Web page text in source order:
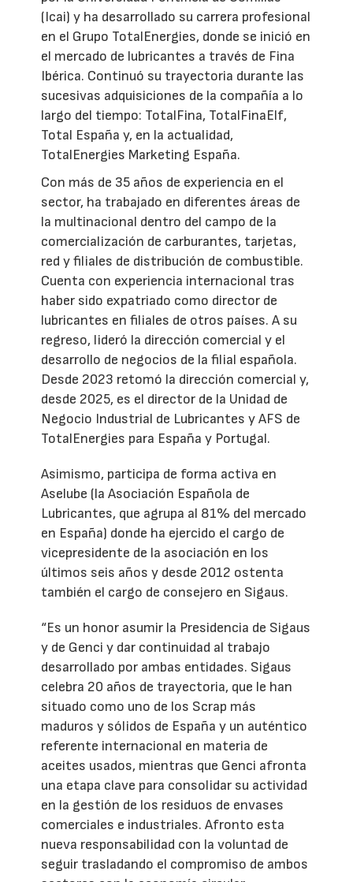
(Icai) y ha desarrollado su carrera profesional
en el Grupo TotalEnergies, donde se inició en
el mercado de lubricantes a través de Fina
Ibérica. Continuó su trayectoria durante las
sucesivas adquisiciones de la compañía a lo
largo del tiempo: TotalFina, TotalFinaElf,
Total España y, en la actualidad,
TotalEnergies Marketing España.
Con más de 35 años de experiencia en el
sector, ha trabajado en diferentes áreas de
la multinacional dentro del campo de la
comercialización de carburantes, tarjetas,
red y filiales de distribución de combustible.
Cuenta con experiencia internacional tras
haber sido expatriado como director de
lubricantes en filiales de otros países. A su
regreso, lideró la dirección comercial y el
desarrollo de negocios de la filial española.
Desde 2023 retomó la dirección comercial y,
desde 2025, es el director de la Unidad de
Negocio Industrial de Lubricantes y AFS de
TotalEnergies para España y Portugal.
Asimismo, participa de forma activa en
Aselube (la Asociación Española de
Lubricantes, que agrupa al 81% del mercado
en España) donde ha ejercido el cargo de
vicepresidente de la asociación en los
últimos seis años y desde 2012 ostenta
también el cargo de consejero en Sigaus.
“Es un honor asumir la Presidencia de Sigaus
y de Genci y dar continuidad al trabajo
desarrollado por ambas entidades. Sigaus
celebra 20 años de trayectoria, que le han
situado como uno de los Scrap más
maduros y sólidos de España y un auténtico
referente internacional en materia de
aceites usados, mientras que Genci afronta
una etapa clave para consolidar su actividad
en la gestión de los residuos de envases
comerciales e industriales. Afronto esta
nueva responsabilidad con la voluntad de
seguir trasladando el compromiso de ambos